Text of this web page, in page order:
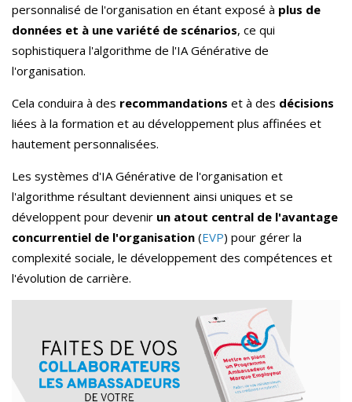
personnalisé de l'organisation en étant exposé à plus de
données et à une variété de scénarios, ce qui
sophistiquera l'algorithme de l'IA Générative de
l'organisation.
Cela conduira à des recommandations et à des décisions
liées à la formation et au développement plus affinées et
hautement personnalisées.
Les systèmes d'IA Générative de l'organisation et
l'algorithme résultant deviennent ainsi uniques et se
développent pour devenir un atout central de l'avantage
concurrentiel de l'organisation (EVP) pour gérer la
complexité sociale, le développement des compétences et
l'évolution de carrière.